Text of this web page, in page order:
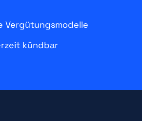
Vergütungsmodelle
kündbar